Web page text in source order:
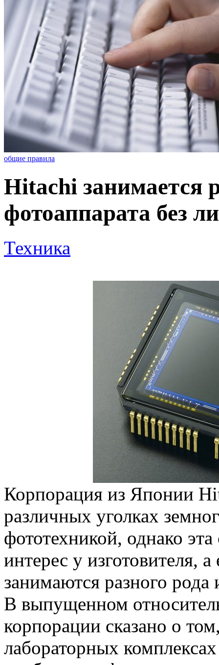
общие правила
Hitachi занимается
фотоаппарата без
Техника
Корпорация из Японии
различных уголках
фототехникой, однако
интерес у изготовителя,
занимаются разного рода
В выпущенном
корпорации сказано о
лабораторных